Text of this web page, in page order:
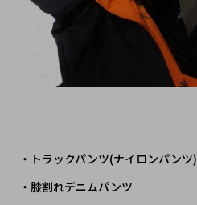
・トラックパンツ(ナイロンパンツ)
・膝割れデニムパンツ